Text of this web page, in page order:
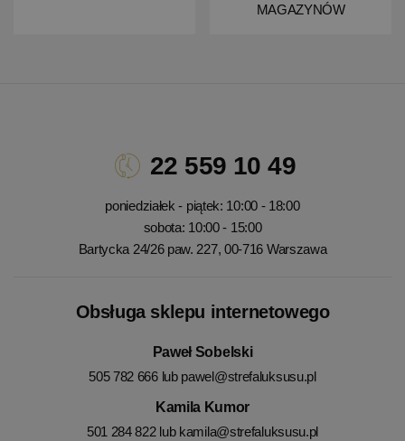
MAGAZYNÓW
22 559 10 49
poniedziałek - piątek: 10:00 - 18:00
sobota: 10:00 - 15:00
Bartycka 24/26 paw. 227, 00-716 Warszawa
Obsługa sklepu internetowego
Paweł Sobelski
505 782 666 lub pawel@strefaluksusu.pl
Kamila Kumor
501 284 822 lub kamila@strefaluksusu.pl